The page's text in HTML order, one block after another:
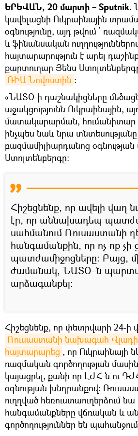
ԵՐԵՎԱՆ, 20 մարտի – Sputnik.
կավելացնի Ուկրաինային
օգնությունը, այդ թվում ՝
և ֆինանսական
հայտարարություն է արել
քարտուղար Յենս
ՌԻԱ Նովոստին ։
«ՆԱՏՕ-ի դաշնակիցները
աջակցությունն Ուկրաինային,
մատակարարման, հումանիտար
ինչպես նաև նրա տնտեսությանը
բազմամիլիարդանոց օգնության
Ստոլտենբերգը:
Հիշեցնենք, որ ավելի վաղ
էր, որ աննախադեպ
սահմանում Ռուսաստանի
հանգամանքին, որ ոչ ոք չի
պատժամիջոցները։ Բայց,
ժամանակ, ՆԱՏՕ–ն
արձագանքել։
Հիշեցնենք, որ փետրվարի 24-ի
Ռուսաստանի նախագահ
հայտարարեց , որ Ուկրաինայի
ռազմական գործողության մասին
կայացրել, քանի որ ԼԺՀ-ն ու
օգնության խնդրանքով։
ուղղված հեռուստաուղերձում
հանգամանքները վճռական և
գործողություններ են